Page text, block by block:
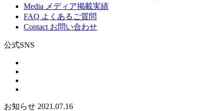
Media メディア掲載実績
FAQ よくあるご質問
Contact お問い合わせ
公式SNS
お知らせ 2021.07.16